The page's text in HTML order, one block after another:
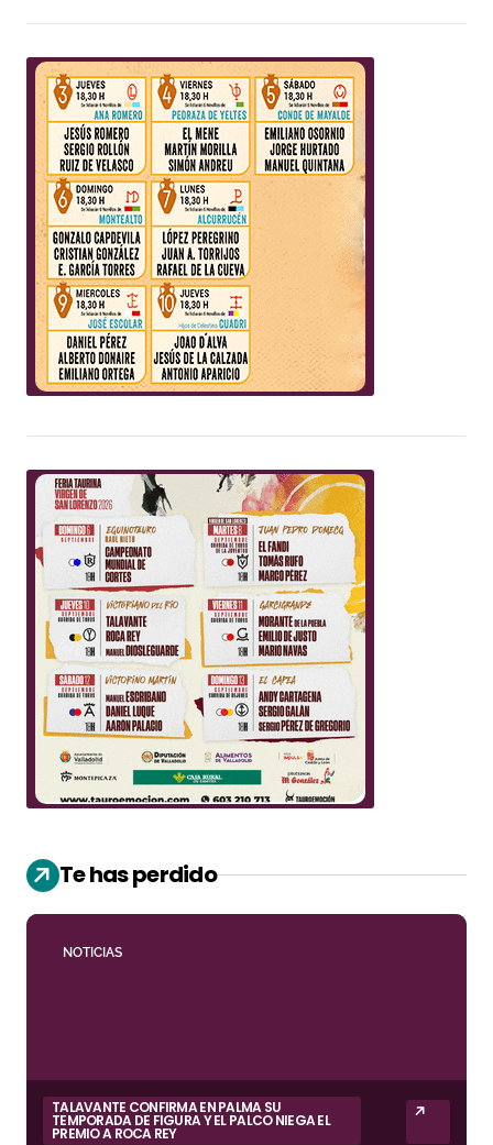
Te has perdido
NOTICIAS
TALAVANTE CONFIRMA EN PALMA SU
TEMPORADA DE FIGURA Y EL PALCO NIEGA EL
PREMIO A ROCA REY